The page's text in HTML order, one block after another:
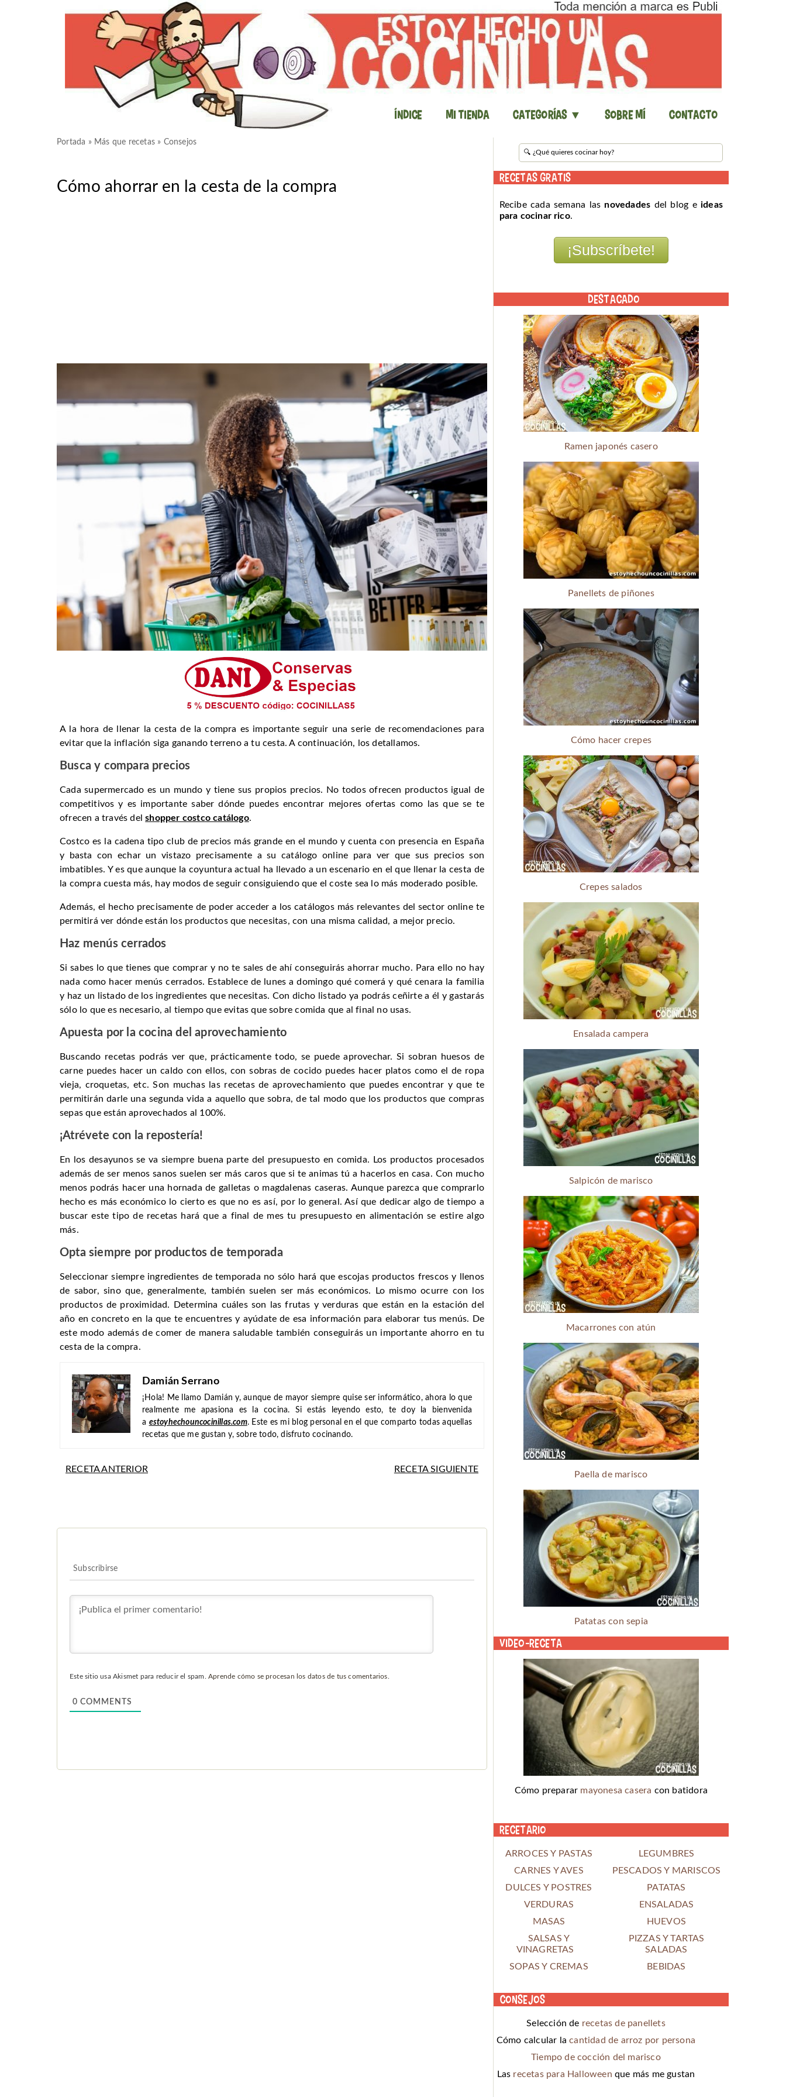
Índice Mi Tienda Categorías ▼ Sobre mí Contacto
Portada » Más que recetas » Consejos
Cómo ahorrar en la cesta de la compra
A la hora de llenar la cesta de la compra es importante seguir una serie de recomendaciones para
evitar que la inflación siga ganando terreno a tu cesta. A continuación, los detallamos.
Busca y compara precios
Cada supermercado es un mundo y tiene sus propios precios. No todos ofrecen productos igual de
competitivos y es importante saber dónde puedes encontrar mejores ofertas como las que se te
ofrecen a través delshopper costco catálogo.
Costco es la cadena tipo club de precios más grande en el mundo y cuenta con presencia en España
y basta con echar un vistazo precisamente a su catálogo online para ver que sus precios son
imbatibles. Y es que aunque la coyuntura actual ha llevado a un escenario en el que llenar la cesta de
la compra cuesta más, hay modos de seguir consiguiendo que el coste sea lo más moderado posible.
Además, el hecho precisamente de poder acceder a los catálogos más relevantes del sector online te
permitirá ver dónde están los productos que necesitas, con una misma calidad, a mejor precio.
Haz menús cerrados
Si sabes lo que tienes que comprar y no te sales de ahí conseguirás ahorrar mucho. Para ello no hay
nada como hacer menús cerrados. Establece de lunes a domingo qué comerá y qué cenara la familia
y haz un listado de los ingredientes que necesitas. Con dicho listado ya podrás ceñirte a él y gastarás
sólo lo que es necesario, al tiempo que evitas que sobre comida que al final no usas.
Apuesta por la cocina del aprovechamiento
Buscando recetas podrás ver que, prácticamente todo, se puede aprovechar. Si sobran huesos de
carne puedes hacer un caldo con ellos, con sobras de cocido puedes hacer platos como el de ropa
vieja, croquetas, etc. Son muchas las recetas de aprovechamiento que puedes encontrar y que te
permitirán darle una segunda vida a aquello que sobra, de tal modo que los productos que compras
sepas que están aprovechados al 100%.
¡Atrévete con la repostería!
En los desayunos se va siempre buena parte del presupuesto en comida. Los productos procesados
además de ser menos sanos suelen ser más caros que si te animas tú a hacerlos en casa. Con mucho
menos podrás hacer una hornada de galletas o magdalenas caseras. Aunque parezca que comprarlo
hecho es más económico lo cierto es que no es así, por lo general. Así que dedicar algo de tiempo a
buscar este tipo de recetas hará que a final de mes tu presupuesto en alimentación se estire algo
más.
Opta siempre por productos de temporada
Seleccionar siempre ingredientes de temporada no sólo hará que escojas productos frescos y llenos
de sabor, sino que, generalmente, también suelen ser más económicos. Lo mismo ocurre con los
productos de proximidad. Determina cuáles son las frutas y verduras que están en la estación del
año en concreto en la que te encuentres y ayúdate de esa información para elaborar tus menús. De
este modo además de comer de manera saludable también conseguirás un importante ahorro en tu
cesta de la compra.
Damián Serrano
¡Hola! Me llamo Damián y, aunque de mayor siempre quise ser informático, ahora lo que
realmente me apasiona es la cocina. Si estás leyendo esto, te doy la bienvenida
a estoyhechouncocinillas.com. Este es mi blog personal en el que comparto todas aquellas
recetas que me gustan y, sobre todo, disfruto cocinando.
RECETA ANTERIOR RECETA SIGUIENTE
Subscribirse
Este sitio usa Akismet para reducir el spam. Aprende cómo se procesan los datos de tus comentarios.
0 COMMENTS
RECETAS GRATIS
Recibe cada semana las novedades del blog e ideas
para cocinar rico.
DESTACADO
Ramen japonés casero
Panellets de piñones
Cómo hacer crepes
Crepes salados
Ensalada campera
Salpicón de marisco
Macarrones con atún
Paella de marisco
Patatas con sepia
Video-receta
Cómo preparar mayonesa casera con batidora
Recetario
ARROCES Y PASTAS
LEGUMBRES
CARNES Y AVES
PESCADOS Y MARISCOS
DULCES Y POSTRES
PATATAS
VERDURAS
ENSALADAS
MASAS
HUEVOS
SALSAS Y
VINAGRETAS
PIZZAS Y TARTAS
SALADAS
SOPAS Y CREMAS
BEBIDAS
Consejos
Selección de recetas de panellets
Cómo calcular lacantidad de arroz por persona
Tiempo de cocción del marisco
Las recetas para Halloween que más me gustan